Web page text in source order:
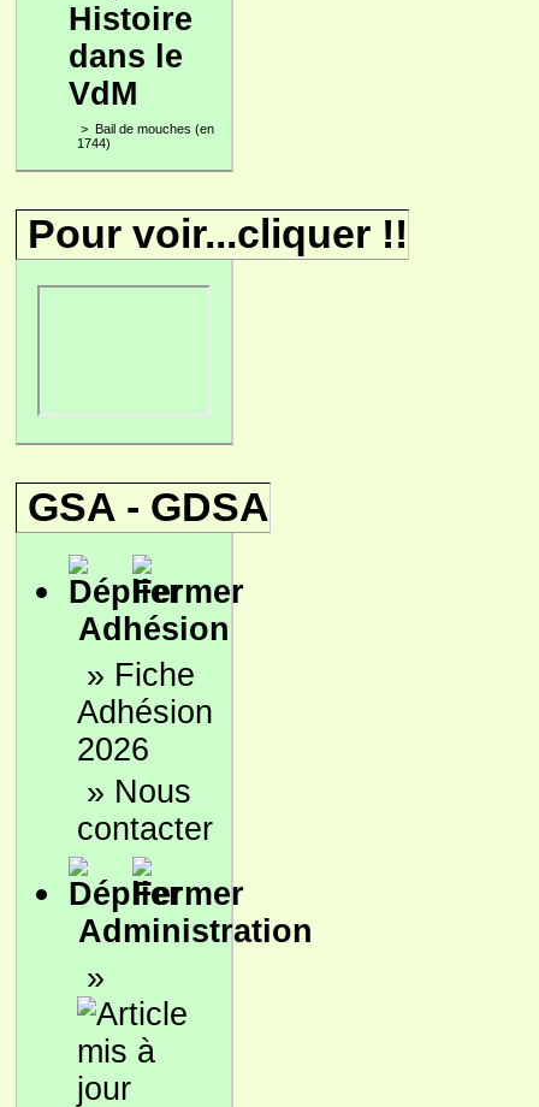
Histoire
dans le
VdM
> Bail de mouches (en
1744)
Pour voir...cliquer !!
GSA - GDSA
Adhésion
» Fiche
Adhésion
2026
» Nous
contacter
Administration
»